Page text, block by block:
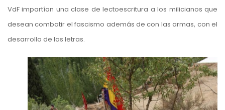
VdF impartían una clase de lectoescritura a los milicianos que
desean combatir el fascismo además de con las armas, con el
desarrollo de las letras.